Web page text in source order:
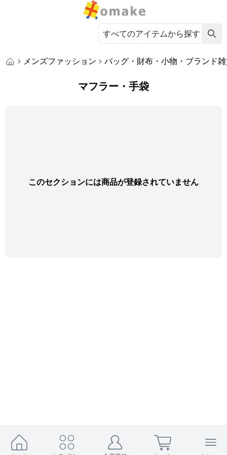
メンズファッション バッグ・財布・小物・ブランド
マフラー・手袋
このセクションには商品が登録されていません